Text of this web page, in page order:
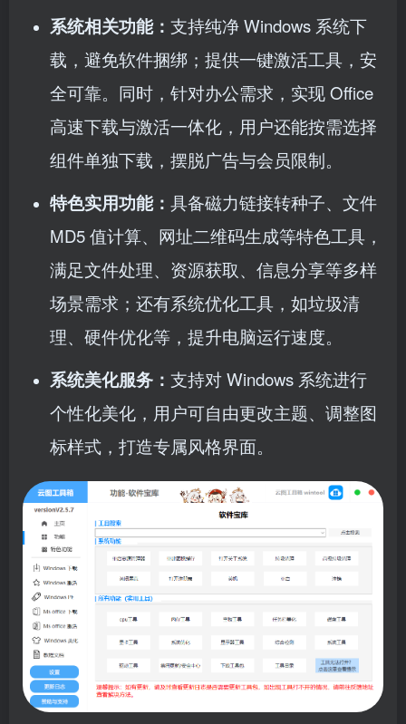
系统相关功能： 支持纯净 Windows 系统下
载，避免软件捆绑；提供一键激活工具，安
全可靠。同时，针对办公需求，实现 Office
高速下载与激活一体化，用户还能按需选择
组件单独下载，摆脱广告与会员限制。​
特色实用功能： 具备磁力链接转种子、文件
MD5 值计算、网址二维码生成等特色工具，
满足文件处理、资源获取、信息分享等多样
场景需求；还有系统优化工具，如垃圾清
理、硬件优化等，提升电脑运行速度。​
系统美化服务： 支持对 Windows 系统进行
个性化美化，用户可自由更改主题、调整图
标样式，打造专属风格界面。​